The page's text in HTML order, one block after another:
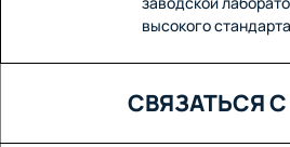
высокого
СВЯЗАТЬСЯ